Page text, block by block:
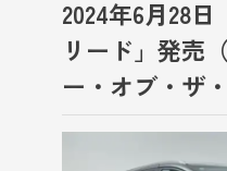
2024年6月28
リード」発売
ー・オブ・ザ